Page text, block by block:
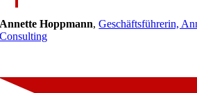
Annette Hoppmann,Geschäftsführerin,
Consulting